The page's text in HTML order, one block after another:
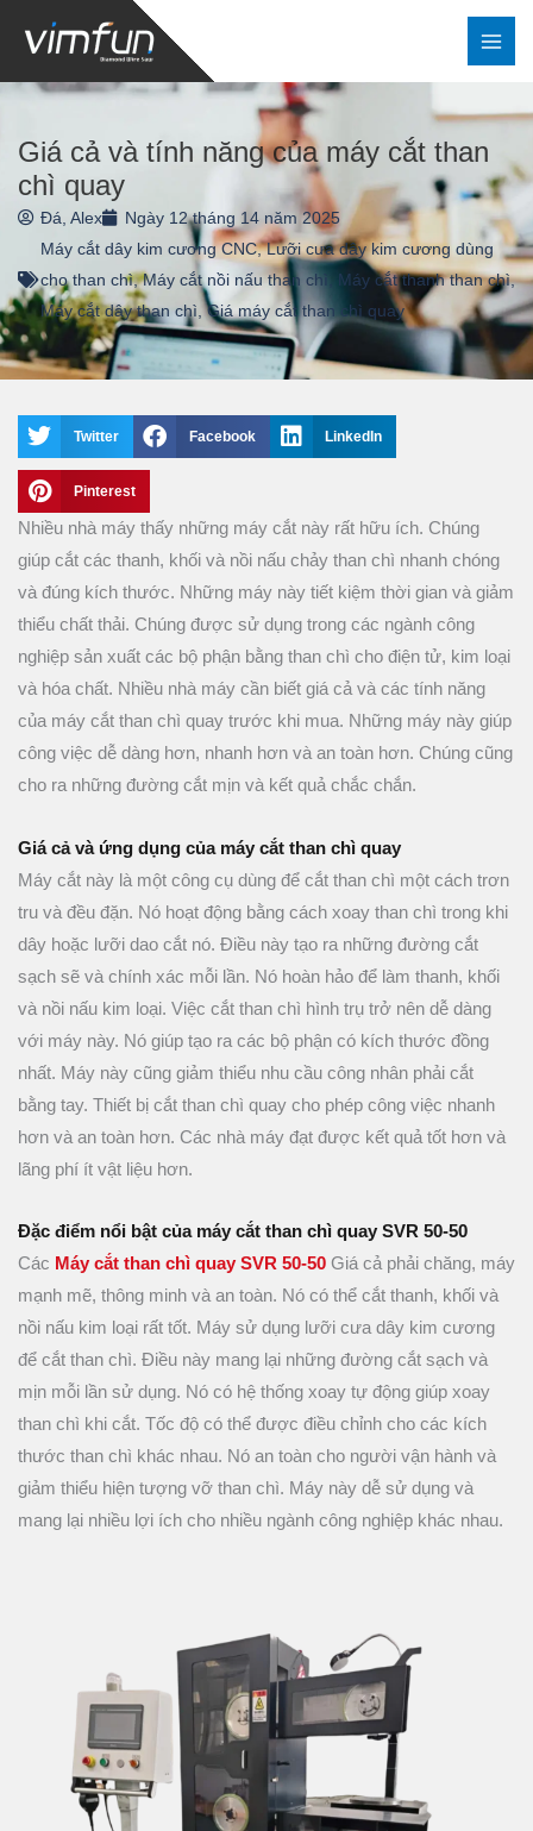
nội
Giá cả và tính năng của máy cắt than
chì quay
Đá, Alex
Ngày 12 tháng 14 năm 2025
Máy cắt dây kim cương CNC,Lưỡi cưa dây kim cương dùng
cho than chì,Máy cắt nồi nấu than chì Máy cắt thanh than chì,
Máy cắt dây than chì ,Giá máy cắt than chì quay
Twitter Facebook LinkedIn
Pinterest
Nhiều nhà máy thấy những máy cắt này rất hữu ích. Chúng
giúp cắt các thanh, khối và nồi nấu chảy than chì nhanh chóng
và đúng kích thước. Những máy này tiết kiệm thời gian và giảm
thiểu chất thải. Chúng được sử dụng trong các ngành công
nghiệp sản xuất các bộ phận bằng than chì cho điện tử, kim loại
và hóa chất. Nhiều nhà máy cần biết giá cả và các tính năng
của máy cắt than chì quay trước khi mua. Những máy này giúp
công việc dễ dàng hơn, nhanh hơn và an toàn hơn. Chúng cũng
cho ra những đường cắt mịn và kết quả chắc chắn.
Giá cả và ứng dụng của máy cắt than chì quay
Máy cắt này là một công cụ dùng để cắt than chì một cách trơn
tru và đều đặn. Nó hoạt động bằng cách xoay than chì trong khi
dây hoặc lưỡi dao cắt nó. Điều này tạo ra những đường cắt
sạch sẽ và chính xác mỗi lần. Nó hoàn hảo để làm thanh, khối
và nồi nấu kim loại. Việc cắt than chì hình trụ trở nên dễ dàng
với máy này. Nó giúp tạo ra các bộ phận có kích thước đồng
nhất. Máy này cũng giảm thiểu nhu cầu công nhân phải cắt
bằng tay. Thiết bị cắt than chì quay cho phép công việc nhanh
hơn và an toàn hơn. Các nhà máy đạt được kết quả tốt hơn và
lãng phí ít vật liệu hơn.
Đặc điểm nổi bật của máy cắt than chì quay SVR 50-50
Các Máy cắt than chì quay SVR 50-50 Giá cả phải chăng, máy
mạnh mẽ, thông minh và an toàn. Nó có thể cắt thanh, khối và
nồi nấu kim loại rất tốt. Máy sử dụng lưỡi cưa dây kim cương
để cắt than chì. Điều này mang lại những đường cắt sạch và
mịn mỗi lần sử dụng. Nó có hệ thống xoay tự động giúp xoay
than chì khi cắt. Tốc độ có thể được điều chỉnh cho các kích
thước than chì khác nhau. Nó an toàn cho người vận hành và
giảm thiểu hiện tượng vỡ than chì. Máy này dễ sử dụng và
mang lại nhiều lợi ích cho nhiều ngành công nghiệp khác nhau.